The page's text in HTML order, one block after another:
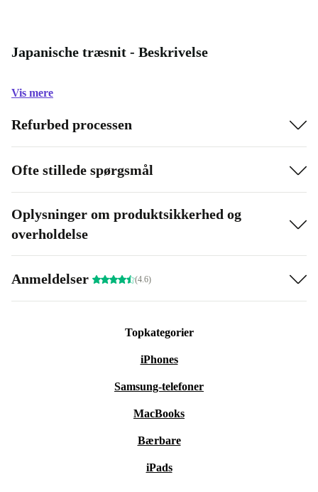
Japanische træsnit - Beskrivelse
Vis mere
Refurbed processen
Ofte stillede spørgsmål
Oplysninger om produktsikkerhed og
overholdelse
Anmeldelser (4.6)
Topkategorier
iPhones
Samsung-telefoner
MacBooks
Bærbare
iPads